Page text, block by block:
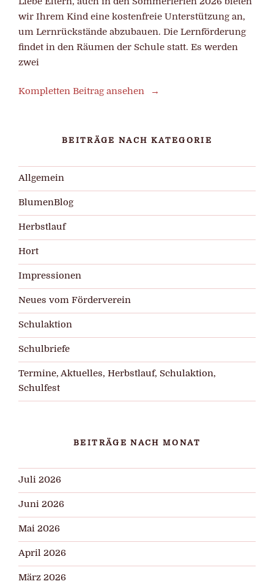
wir Ihrem Kind eine kostenfreie Unterstützung an,
um Lernrückstände abzubauen. Die Lernförderung
findet in den Räumen der Schule statt. Es werden
zwei
Kompletten Beitrag ansehen
BEITRÄGE NACH KATEGORIE
Allgemein
BlumenBlog
Herbstlauf
Hort
Impressionen
Neues vom Förderverein
Schulaktion
Schulbriefe
Termine, Aktuelles, Herbstlauf, Schulaktion,
Schulfest
BEITRÄGE NACH MONAT
Juli 2026
Juni 2026
Mai 2026
April 2026
März 2026